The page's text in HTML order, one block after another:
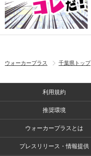
ウォーカープラス 千葉県トップ
利用規約
推奨環境
ウォーカープラスとは
プレスリリース・情報提供